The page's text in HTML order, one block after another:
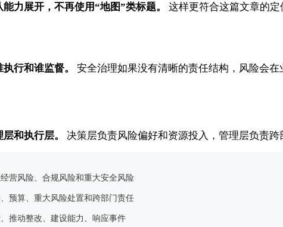
力展开，不再使用“地图”类标题。 这样更符合这篇文章的定
行和谁监督。
安全治理如果没有清晰的责任结构，风险会
和执行层。 决策层负责风险偏好和资源投入，管理层负责
营风险、合规风险和重大安全风险
预算、重大风险处置和跨部门责任
推动整改、建设能力、响应事件